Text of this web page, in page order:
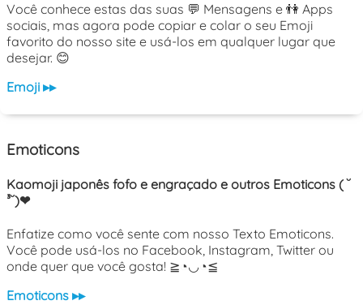
Você conhece estas das suas 💬 Mensagens e 👫 Apps
sociais, mas agora pode copiar e colar o seu Emoji
favorito do nosso site e usá-los em qualquer lugar que
desejar. 😊
Emoji ▸▸
Emoticons
Kaomoji japonês fofo e engraçado e outros Emoticons ( ˘
³˘)❤
Enfatize como você sente com nosso Texto Emoticons.
Você pode usá-los no Facebook, Instagram, Twitter ou
onde quer que você gosta! ≧◔◡◔≦
Emoticons ▸▸